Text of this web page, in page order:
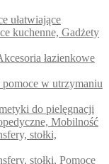
ułatwiające
kuchenne, Gadżety
łazienkowe
w utrzymaniu
do pielęgnacji
Mobilność
stołki,
stołki, Pomoce